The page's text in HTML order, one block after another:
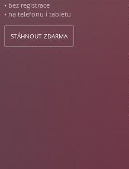
• bez registrace
• na telefonu i tabletu
STÁHNOUT ZDARMA